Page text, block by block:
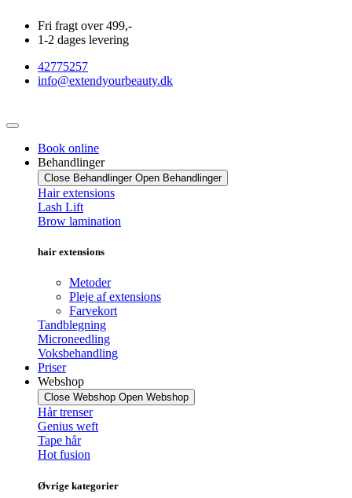
indhold
Fri fragt over 499,-
1-2 dages levering
42775257
info@extendyourbeauty.dk
Book online
Behandlinger
Close Behandlinger Open Behandlinger
Hair extensions
Lash Lift
Brow lamination
hair extensions
Metoder
Pleje af extensions
Farvekort
Tandblegning
Microneedling
Voksbehandling
Priser
Webshop
Close Webshop Open Webshop
Hår trenser
Genius weft
Tape hår
Hot fusion
Øvrige kategorier